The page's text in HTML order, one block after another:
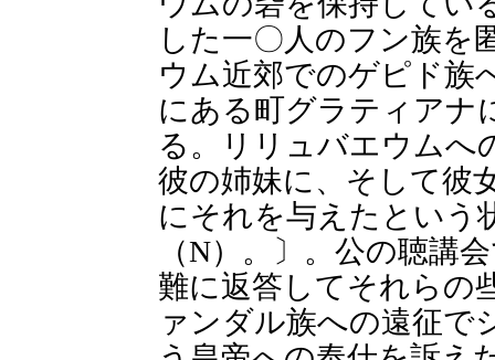
した一〇人のフン族を
ウム近郊でのゲピド族
にある町グラティアナ
る。リリュバエウムへ
彼の姉妹に、そして彼
にそれを与えたという
（N）。〕。公の聴講
難に返答してそれらの
ァンダル族への遠征で